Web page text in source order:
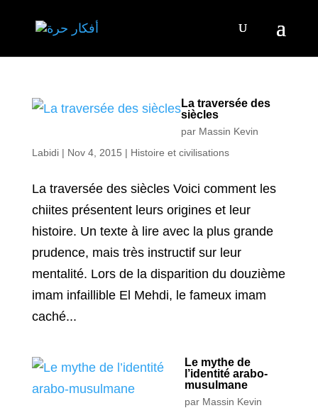
La traversée des
siècles
par Massin Kevin
Labidi| Nov 4, 2015 | Histoire et civilisations
La traversée des siècles Voici comment les
chiites présentent leurs origines et leur
histoire. Un texte à lire avec la plus grande
prudence, mais très instructif sur leur
mentalité. Lors de la disparition du douzième
imam infaillible El Mehdi, le fameux imam
caché...
Le mythe de
l’identité arabo-
musulmane
par Massin Kevin